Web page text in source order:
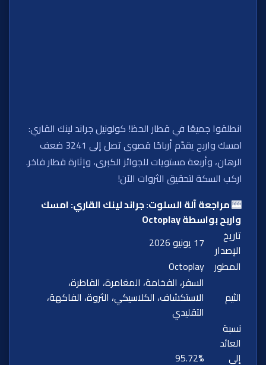
انطلقوا جميعًا في قطار الحظ! كولونيل جراند لينك القاري:
امسك واربح يقدّم أرباحًا قصوى تصل إلى 3241 ضعف
الرهان، وأربعة مستويات للجوائز الكبرى، وإثارة قطار فاخر.
اركب السكة لتحقيق الثروات الآن!
🎰 مراجعة آلة السلوت: جراند لينك القاري: امسك
واربح بواسطة Octoplay
تاريخ
الإصدار
17 يونيو 2026
المطور Octoplay
الثيم
السفر، الفخامة، المغامرة، القاطرة،
الاستكشاف، الكلاسيكي، الثروة، الفاكهة،
التقليدي
نسبة
العائد
إلى
95.72%